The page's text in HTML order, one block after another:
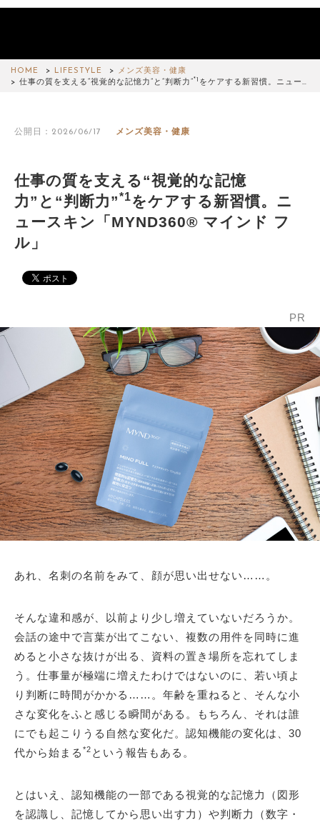
HOME LIFESTYLE
メンズ美容・健康
仕事の質を支える“視覚的な記憶力”と“判断力”*1 をケアする新習慣。ニュー…
公開日：2026/06/17 メンズ美容・健康
仕事の質を支える“視覚的な記憶
力”と“判断力”*1をケアする新習慣。ニ
ュースキン「MYND360® マインド フ
ル」
PR
あれ、名刺の名前をみて、顔が思い出せない……。
そんな違和感が、以前より少し増えていないだろうか。
会話の途中で言葉が出てこない、複数の用件を同時に進
めると小さな抜けが出る、資料の置き場所を忘れてしま
う。仕事量が極端に増えたわけではないのに、若い頃よ
り判断に時間がかかる……。年齢を重ねると、そんな小
さな変化をふと感じる瞬間がある。もちろん、それは誰
にでも起こりうる自然な変化だ。認知機能の変化は、30
代から始まる *2 という報告もある。
とはいえ、認知機能の一部である視覚的な記憶力（図形
を認識し、記憶してから思い出す力）や判断力（数字・